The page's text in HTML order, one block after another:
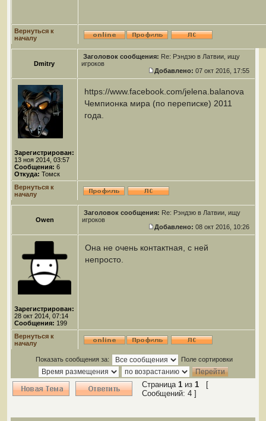
Вернуться к
началу
Dmitry
Заголовок сообщения: Re: Рэндзю в Латвии, ищу
игроков
Добавлено: 07 окт 2016, 17:55
Зарегистрирован:
13 ноя 2014, 03:57
Сообщения: 6
Откуда: Томск
https://www.facebook.com/jelena.balanova
Чемпионка мира (по переписке) 2011
года.
Вернуться к
началу
Owen
Заголовок сообщения: Re: Рэндзю в Латвии, ищу
игроков
Добавлено: 08 окт 2016, 10:26
Зарегистрирован:
28 окт 2014, 07:14
Сообщения: 199
Она не очень контактная, с ней
непросто.
Вернуться к
началу
Показать сообщения за: Поле сортировки
Страница 1 из 1 [
Сообщений: 4 ]